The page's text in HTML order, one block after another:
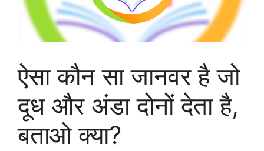
ऐसा कौन सा जानवर है जो
दूध और अंडा दोनों देता है,
बताओ क्या?